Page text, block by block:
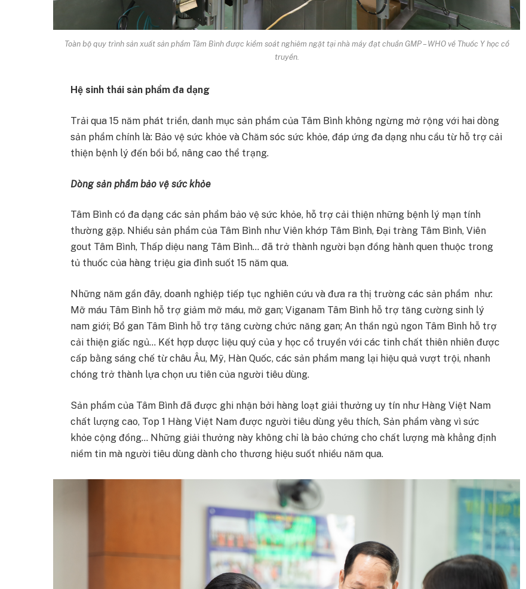
Toàn bộ quy trình sản xuất sản phẩm Tâm Bình được kiểm soát nghiêm ngặt tại nhà máy đạt chuẩn GMP – WHO về Thuốc Y học cổ
truyền.
Hệ sinh thái sản phẩm đa dạng
Trải qua 15 năm phát triển, danh mục sản phẩm của Tâm Bình không ngừng mở rộng với hai dòng
sản phẩm chính là: Bảo vệ sức khỏe và Chăm sóc sức khỏe, đáp ứng đa dạng nhu cầu từ hỗ trợ cải
thiện bệnh lý đến bồi bổ, nâng cao thể trạng.
Dòng sản phẩm bảo vệ sức khỏe
Tâm Bình có đa dạng các sản phẩm bảo vệ sức khỏe, hỗ trợ cải thiện những bệnh lý mạn tính
thường gặp. Nhiều sản phẩm của Tâm Bình như Viên khớp Tâm Bình, Đại tràng Tâm Bình, Viên
gout Tâm Bình, Thấp diệu nang Tâm Bình… đã trở thành người bạn đồng hành quen thuộc trong
tủ thuốc của hàng triệu gia đình suốt 15 năm qua.
Những năm gần đây, doanh nghiệp tiếp tục nghiên cứu và đưa ra thị trường các sản phẩm như:
Mỡ máu Tâm Bình hỗ trợ giảm mỡ máu, mỡ gan; Viganam Tâm Bình hỗ trợ tăng cường sinh lý
nam giới; Bổ gan Tâm Bình hỗ trợ tăng cường chức năng gan; An thần ngủ ngon Tâm Bình hỗ trợ
cải thiện giấc ngủ… Kết hợp dược liệu quý của y học cổ truyền với các tinh chất thiên nhiên được
cấp bằng sáng chế từ châu Âu, Mỹ, Hàn Quốc, các sản phẩm mang lại hiệu quả vượt trội, nhanh
chóng trở thành lựa chọn ưu tiên của người tiêu dùng.
Sản phẩm của Tâm Bình đã được ghi nhận bởi hàng loạt giải thưởng uy tín như Hàng Việt Nam
chất lượng cao, Top 1 Hàng Việt Nam được người tiêu dùng yêu thích, Sản phẩm vàng vì sức
khỏe cộng đồng… Những giải thưởng này không chỉ là bảo chứng cho chất lượng mà khẳng định
niềm tin mà người tiêu dùng dành cho thương hiệu suốt nhiều năm qua.